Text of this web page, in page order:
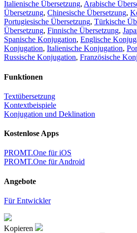
Italienische Übersetzung, Arabische
Übersetzung, Chinesische Übersetzung,
Portugiesische Übersetzung, Türkische
Übersetzung, Finnische Übersetzung,
Spanische Konjugation, Englische
Konjugation, Italienische Konjugation,
Russische Konjugation, Französische
Funktionen
Textübersetzung
Kontextbeispiele
Konjugation und Deklination
Kostenlose Apps
PROMT.One für iOS
PROMT.One für Android
Angebote
Für Entwickler
Kopieren